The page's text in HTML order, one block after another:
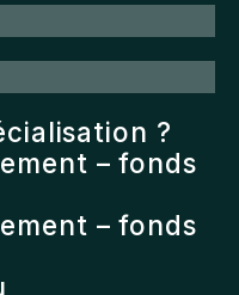
?
– fonds
– fonds